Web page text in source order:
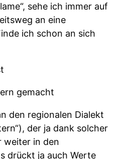
sehe ich immer auf
an eine
ich schon an sich
gemacht
den regionalen Dialekt
der ja dank solcher
weiter in den
drückt ja auch Werte